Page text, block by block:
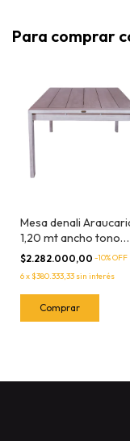
Para comprar
Mesa denali
1,20 mt ancho tono
envejecido
$2.282.000,00 -10% OFF
6x$380.333,33 sin interés
Comprar